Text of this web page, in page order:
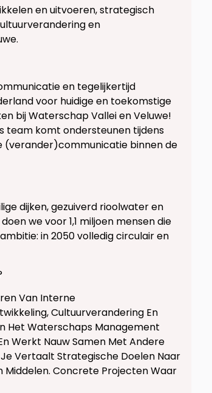
en uitvoeren, strategisch
en
en tegelijkertijd
voor huidige en toekomstige
bij Waterschap Vallei en Veluwe!
team komt ondersteunen tijdens
(verander)communicatie binnen de
dijken, gezuiverd rioolwater en
we voor 1,1 miljoen mensen die
in 2050 volledig circulair en
Van Interne
Cultuurverandering En
Het Waterschaps Management
Werkt Nauw Samen Met Andere
Vertaalt Strategische Doelen Naar
Middelen. Concrete Projecten Waar